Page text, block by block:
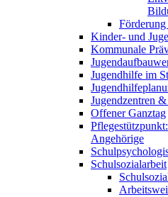
Förderung
Kinder- und
Kommunale
Jugendhilfe im
Jugendzentren
Offener Ganztag
Angehörige
Schulsozialarbeit